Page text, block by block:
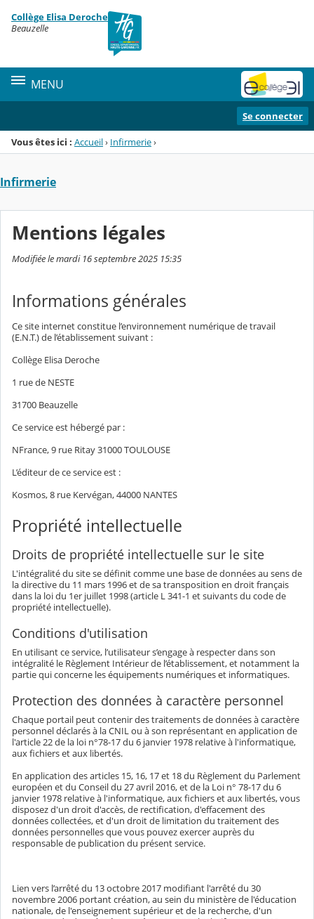
Menu de la rubrique
Contenu
Collège Elisa Deroche
Beauzelle
MENU
Se connecter
Vous êtes ici : Accueil› Infirmerie›
Infirmerie
Mentions légales
Modifiée le mardi 16 septembre 2025 15:35
Informations générales
Ce site internet constitue l’environnement numérique de travail
(E.N.T.) de l’établissement suivant :
Collège Elisa Deroche
1 rue de NESTE
31700 Beauzelle
Ce service est hébergé par :
NFrance, 9 rue Ritay 31000 TOULOUSE
L’éditeur de ce service est :
Kosmos, 8 rue Kervégan, 44000 NANTES
Propriété intellectuelle
Droits de propriété intellectuelle sur le site
L'intégralité du site se définit comme une base de données au sens de
la directive du 11 mars 1996 et de sa transposition en droit français
dans la loi du 1er juillet 1998 (article L 341-1 et suivants du code de
propriété intellectuelle).
Conditions d'utilisation
En utilisant ce service, l’utilisateur s’engage à respecter dans son
intégralité le Règlement Intérieur de l’établissement, et notamment la
partie qui concerne les équipements numériques et informatiques.
Protection des données à caractère personnel
Chaque portail peut contenir des traitements de données à caractère
personnel déclarés à la CNIL ou à son représentant en application de
l'article 22 de la loi n°78-17 du 6 janvier 1978 relative à l'informatique,
aux fichiers et aux libertés.
En application des articles 15, 16, 17 et 18 du Règlement du Parlement
européen et du Conseil du 27 avril 2016, et de la Loi n° 78-17 du 6
janvier 1978 relative à l'informatique, aux fichiers et aux libertés, vous
disposez d'un droit d'accès, de rectification, d'effacement des
données collectées, et d'un droit de limitation du traitement des
données personnelles que vous pouvez exercer auprès du
responsable de publication du présent service.
Lien vers l’arrêté du 13 octobre 2017 modifiant l'arrêté du 30
novembre 2006 portant création, au sein du ministère de l'éducation
nationale, de l'enseignement supérieur et de la recherche, d'un